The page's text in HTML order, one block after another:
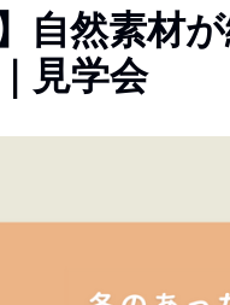
】自然素材
見学会